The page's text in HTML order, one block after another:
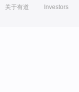
关于有道 Investors